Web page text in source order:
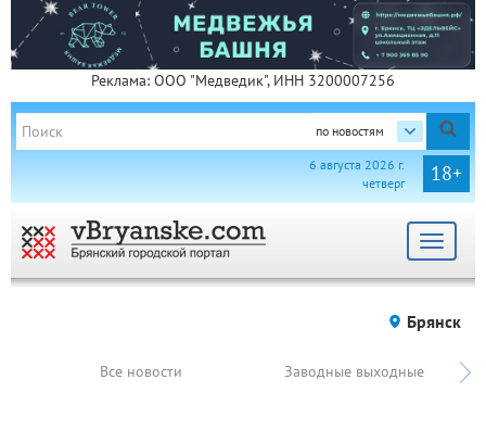
Реклама: ООО "Медведик", ИНН 3200007256
по новостям
18+
6 августа 2026 г.
четверг
Toggle
Брянск
Все новости Заводные выходные